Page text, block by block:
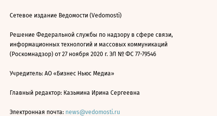
Сетевое издание Ведомости (Vedomosti)
Решение Федеральной службы по надзору в сфере связи,
информационных технологий и массовых коммуникаций
(Роскомнадзор) от 27 ноября 2020 г. ЭЛ № ФС 77-79546
Учредитель: АО «Бизнес Ньюс Медиа»
Главный редактор: Казьмина Ирина Сергеевна
Электронная почта: news@vedomosti.ru